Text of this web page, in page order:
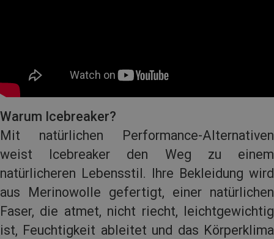
Warum Icebreaker?
Mit natürlichen Performance-Alternativen
weist Icebreaker den Weg zu einem
natürlicheren Lebensstil. Ihre Bekleidung wird
aus Merinowolle gefertigt, einer natürlichen
Faser, die atmet, nicht riecht, leichtgewichtig
ist, Feuchtigkeit ableitet und das Körperklima